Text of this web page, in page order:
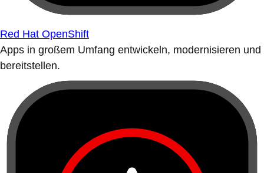
Red Hat OpenShift
Apps in großem Umfang entwickeln, modernisieren und
bereitstellen.